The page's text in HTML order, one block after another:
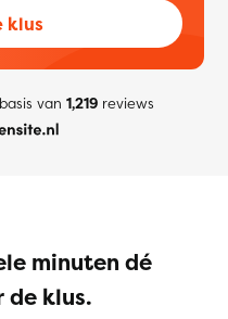
klus
van 1,219reviews
minuten dé
de klus.